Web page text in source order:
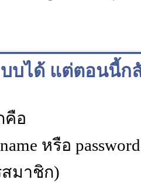
บได้ แต่ตอนนี้ก
คือ
หรือ
มาชิก)